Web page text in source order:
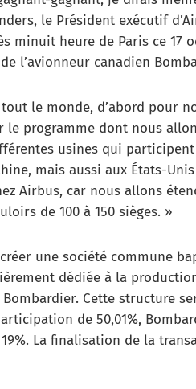
le Président exécutif
minuit heure de Paris ce 17
l’avionneur canadien
le monde, d’abord pour
le programme dont nous
usines qui
mais aussi aux États-
Airbus, car nous allons
de 100 à 150 sièges. »
une société commune
dédiée à la
Bombardier. Cette structure
de 50,01%,
La finalisation de la